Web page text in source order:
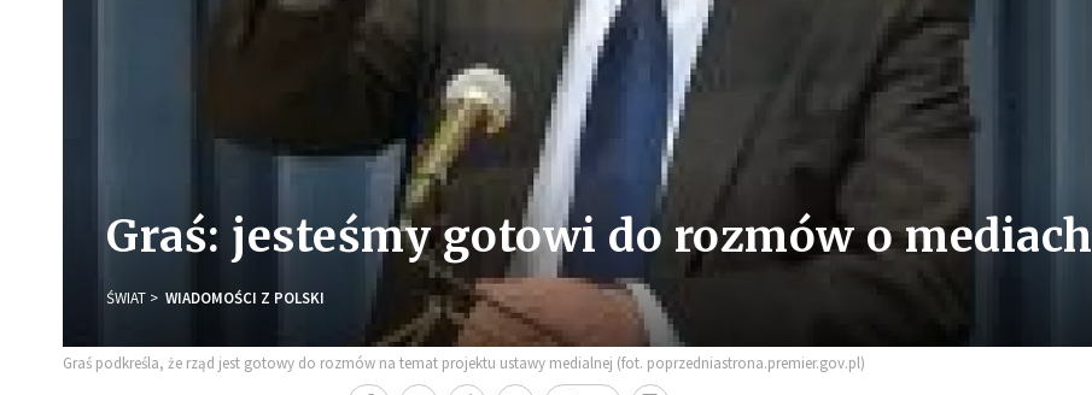
Graś: jesteśmy gotowi do rozmów o mediach
ŚWIAT WIADOMOŚCI Z POLSKI
Graś podkreśla, że rząd jest gotowy do rozmów na temat projektu ustawy medialnej (fot. poprzedniastrona.premier.gov.pl)